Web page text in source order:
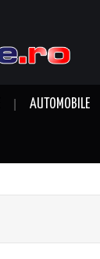
AUTOMOBILE